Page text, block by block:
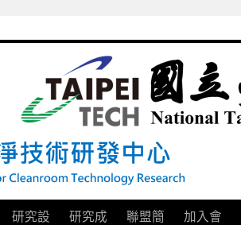
研究設
研究成
聯盟簡
加入會